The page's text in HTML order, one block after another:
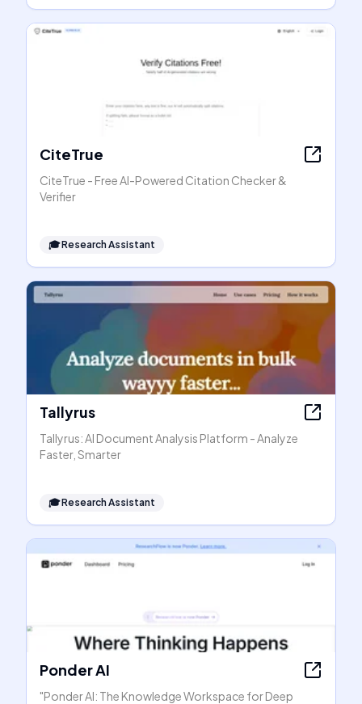
CiteTrue
CiteTrue - Free AI-Powered Citation Checker &
Verifier
🎓Research Assistant
Tallyrus
Tallyrus: AI Document Analysis Platform - Analyze
Faster, Smarter
🎓Research Assistant
Ponder AI
"Ponder AI: The Knowledge Workspace for Deep